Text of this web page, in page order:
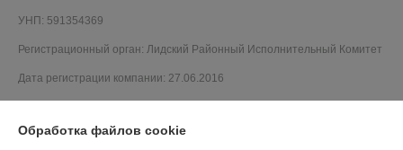
УНП: 591354369
Регистрационный орган: Лидский Районный Исполнительный Комитет
Дата регистрации компании: 27.06.2016
Обработка файлов cookie